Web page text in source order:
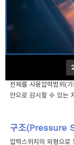
개별적(NFPA-20)으
동용압력스위치이다.
SB10K, DB20K 최대
점)에서 전기회로가 개
전체를 사용압력범위(
안으로 감시할 수 있는
구조(Pressure
압력스위치의 외형으로